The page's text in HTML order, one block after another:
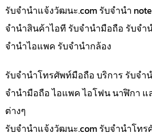
รับจํานําแจ้งวัฒนะ.com รับจำนำ
จำนำสินค้าไอที รับจำนำมือถือ รับจำ
จำนำไอแพค รับจำนำกล้อง
รับจำนำโทรศัพท์มือถือ บริการ รับจำ
จำนำมือถือ ไอแพค ไอโฟน นาฬิกา แ
ต่างๆ
รับจํานําแจ้งวัฒนะ.com รับจำนำโท